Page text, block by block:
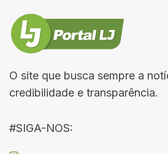
O site que busca sempre a
credibilidade e transparência.
#SIGA-NOS: